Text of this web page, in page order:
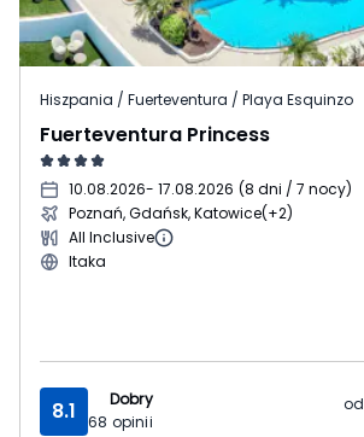
Hiszpania / Fuerteventura / Playa Esquinzo
Fuerteventura Princess
10.08.2026- 17.08.2026 (8 dni / 7 nocy)
Poznań, Gdańsk, Katowice(+2)
All Inclusive
Itaka
8.1
Dobry
68 opinii
od